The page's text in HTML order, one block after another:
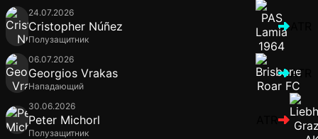
24.07.2026
Cristopher Núñez
Полузащитник
06.07.2026
Georgios Vrakas
Нападающий
ATR
30.06.2026
Peter Michorl
Полузащитник